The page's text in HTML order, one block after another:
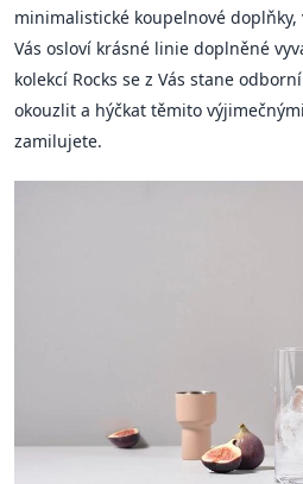
minimalistické koupelnové doplňky,
Vás osloví krásné linie doplněné
kolekcí Rocks se z Vás stane
okouzlit a hýčkat těmito
zamilujete.